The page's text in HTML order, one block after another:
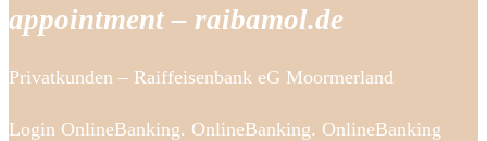
appointment – raibamol.de
Privatkunden – Raiffeisenbank eG Moormerland
Login OnlineBanking. OnlineBanking. OnlineBanking